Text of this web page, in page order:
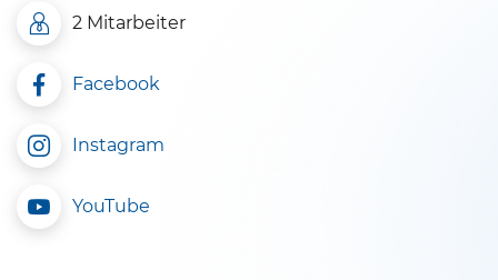
2 Mitarbeiter
Facebook
Instagram
YouTube